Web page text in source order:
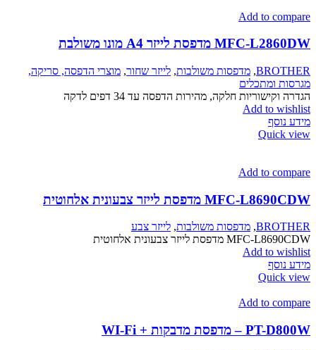
Add to compare
MFC-L2860DW מדפסת לייזר A4 מונו משולבת
BROTHER
, מדפסות משולבות, לייזר שחור, מוצרי הדפסה, סריקה,
מגרסות ומתכלים
הגדרה וקישוריות חלקה, מהירות הדפסה עד 34 דפים לדקה
Add to wishlist
מידע נוסף
Quick view
Add to compare
MFC-L8690CDW מדפסת לייזר צבעונית אלחוטית
BROTHER
, מדפסות משולבות, לייזר צבע
MFC-L8690CDW מדפסת לייזר צבעונית אלחוטית
Add to wishlist
מידע נוסף
Quick view
Add to compare
PT-D800W – מדפסת מדבקות + WI-Fi